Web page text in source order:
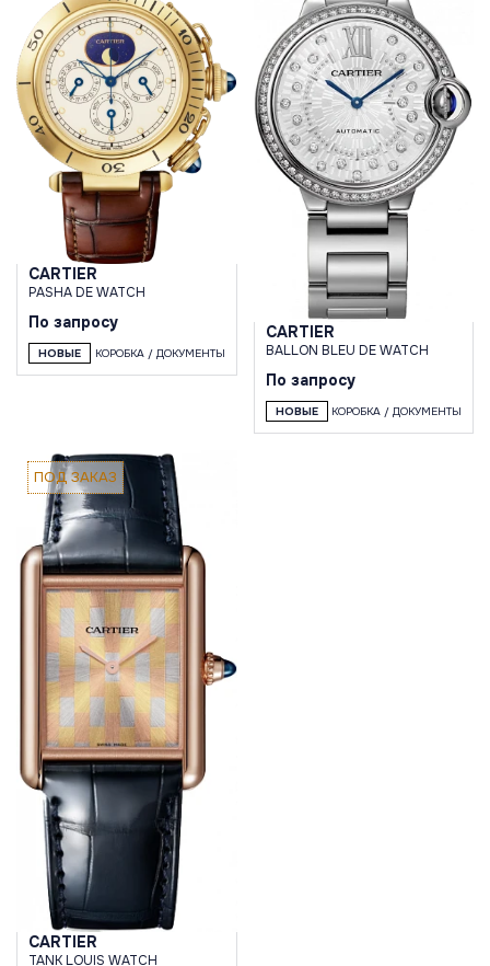
CARTIER
PASHA DE WATCH
По запросу
НОВЫЕ КОРОБКА / ДОКУМЕНТЫ
CARTIER
BALLON BLEU DE WATCH
По запросу
НОВЫЕ КОРОБКА / ДОКУМЕНТЫ
ПОД ЗАКАЗ
CARTIER
TANK LOUIS WATCH